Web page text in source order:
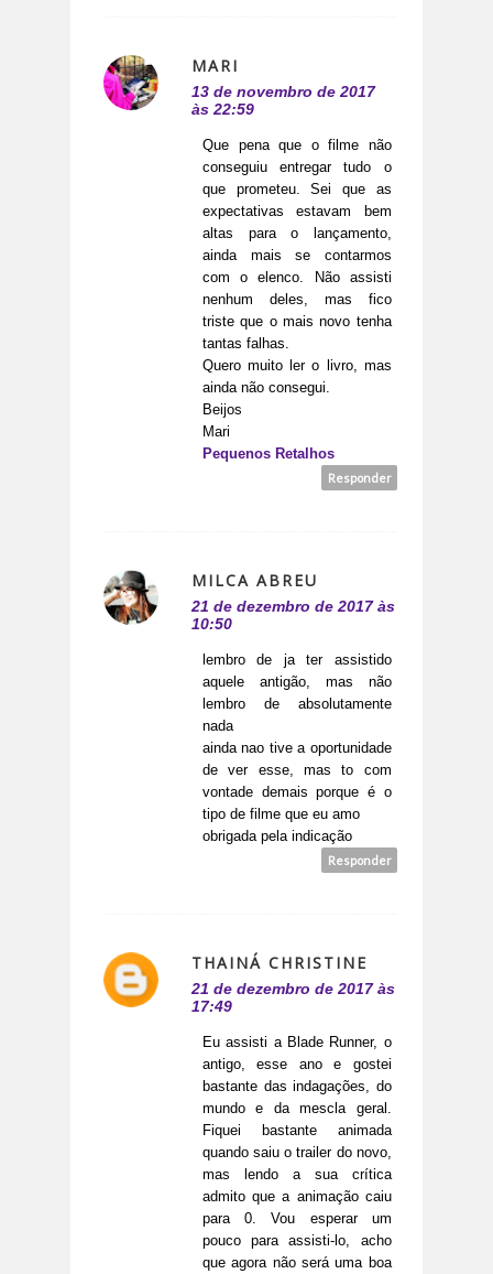
MARI
13 de novembro de 2017
às 22:59
Que pena que o filme não
conseguiu entregar tudo o
que prometeu. Sei que as
expectativas estavam bem
altas para o lançamento,
ainda mais se contarmos
com o elenco. Não assisti
nenhum deles, mas fico
triste que o mais novo tenha
tantas falhas.
Quero muito ler o livro, mas
ainda não consegui.
Beijos
Mari
Pequenos Retalhos
Responder
MILCA ABREU
21 de dezembro de 2017 às
10:50
lembro de ja ter assistido
aquele antigão, mas não
lembro de absolutamente
nada
ainda nao tive a oportunidade
de ver esse, mas to com
vontade demais porque é o
tipo de filme que eu amo
obrigada pela indicação
Responder
THAINÁ CHRISTINE
21 de dezembro de 2017 às
17:49
Eu assisti a Blade Runner, o
antigo, esse ano e gostei
bastante das indagações, do
mundo e da mescla geral.
Fiquei bastante animada
quando saiu o trailer do novo,
mas lendo a sua crítica
admito que a animação caiu
para 0. Vou esperar um
pouco para assisti-lo, acho
que agora não será uma boa